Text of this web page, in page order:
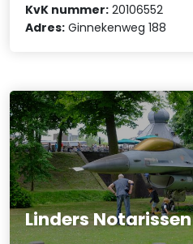
KvK nummer: 20106552
Adres: Ginnekenweg 188
Linders Notarissen